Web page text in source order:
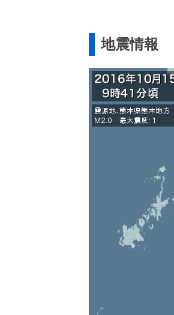
地震情報